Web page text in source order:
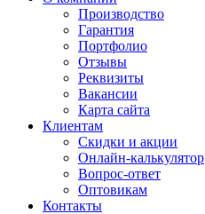
Производство
Гарантия
Портфолио
Отзывы
Реквизиты
Вакансии
Карта сайта
Клиентам
Скидки и акции
Онлайн-калькулятор
Вопрос-ответ
Оптовикам
Контакты